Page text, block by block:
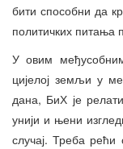
бити способни да
политичких питања
У овим
цијелој земљи у
дана, БиХ је
унији и њени
случај. Треба